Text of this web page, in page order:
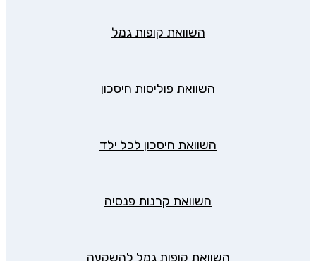
השוואת קופות גמל
השוואת פוליסות חיסכון
השוואת חיסכון לכל ילד
השוואת קרנות פנסיה
השוואת קופות גמל להשקעה